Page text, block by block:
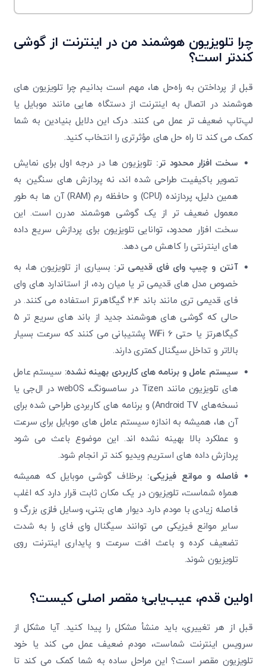
چرا تلویزیون هوشمند من در اینترنت از گوشی‌
کندتر است؟
قبل از پرداختن به راه‌حل‌ ها، مهم است بدانیم چرا تلویزیون‌ های
هوشمند در اتصال به اینترنت از دستگاه‌ هایی مانند موبایل یا
لپ‌تاپ ضعیف ‌تر عمل می ‌کنند. درک این دلایل بنیادین به شما
کمک می‌ کند تا راه ‌حل ‌های مؤثرتری را انتخاب کنید.
سخت‌ افزار محدود تر: تلویزیون ‌ها در درجه اول برای نمایش
تصویر باکیفیت طراحی شده‌ اند، نه پردازش ‌های سنگین. به
همین دلیل، پردازنده
(CPU) و حافظه رم (RAM) آن‌ ها به طور
معمول ضعیف ‌تر از یک گوشی هوشمند مدرن است. این
سخت ‌افزار محدود، توانایی تلویزیون برای پردازش سریع داده
‌های اینترنتی را کاهش می ‌دهد.
آنتن و چیپ وای ‌فای قدیمی ‌تر: بسیاری از تلویزیون ‌ها، به
خصوص مدل‌ های قدیمی‌ تر یا میان‌ رده، از استاندارد های وای
‌فای قدیمی ‌تری مانند باند
۲.۴ گیگاهرتز استفاده می ‌کنند. در
حالی که گوشی‌ های هوشمند جدید از باند های سریع‌ تر ۵
گیگاهرتز یا حتی WiFi 6 پشتیبانی می ‌کنند که سرعت بسیار
بالاتر و تداخل سیگنال کمتری دارند.
سیستم‌ عامل و برنامه های کاربردی بهینه ‌نشده: سیستم‌ عامل
‌های تلویزیون
مانند Tizen در سامسونگ، webOS در ال‌جی یا
نسخه‌های Android TV) و برنامه های کاربردی طراحی ‌شده برای
آن ‌ها، همیشه به اندازه سیستم ‌عامل ‌های موبایل برای سرعت
و عملکرد بالا بهینه نشده ‌اند. این موضوع باعث می ‌شود
پردازش داده‌ های استریم ویدیو کند تر انجام شود.
فاصله و موانع فیزیکی: برخلاف گوشی موبایل که همیشه
همراه شماست، تلویزیون در یک مکان ثابت قرار دارد که اغلب
فاصله زیادی با مودم دارد. دیوار های بتنی، وسایل فلزی بزرگ و
سایر موانع فیزیکی می‌ توانند سیگنال وای‌ فای را به شدت
تضعیف کرده و باعث افت سرعت و پایداری اینترنت روی
تلویزیون شوند.
اولین قدم، عیب‌یابی؛ مقصر اصلی کیست؟
قبل از هر تغییری، باید منشأ مشکل را پیدا کنید. آیا مشکل از
سرویس اینترنت شماست، مودم ضعیف عمل می ‌کند یا خود
تلویزیون مقصر است؟ این مراحل ساده به شما کمک می‌ کند تا